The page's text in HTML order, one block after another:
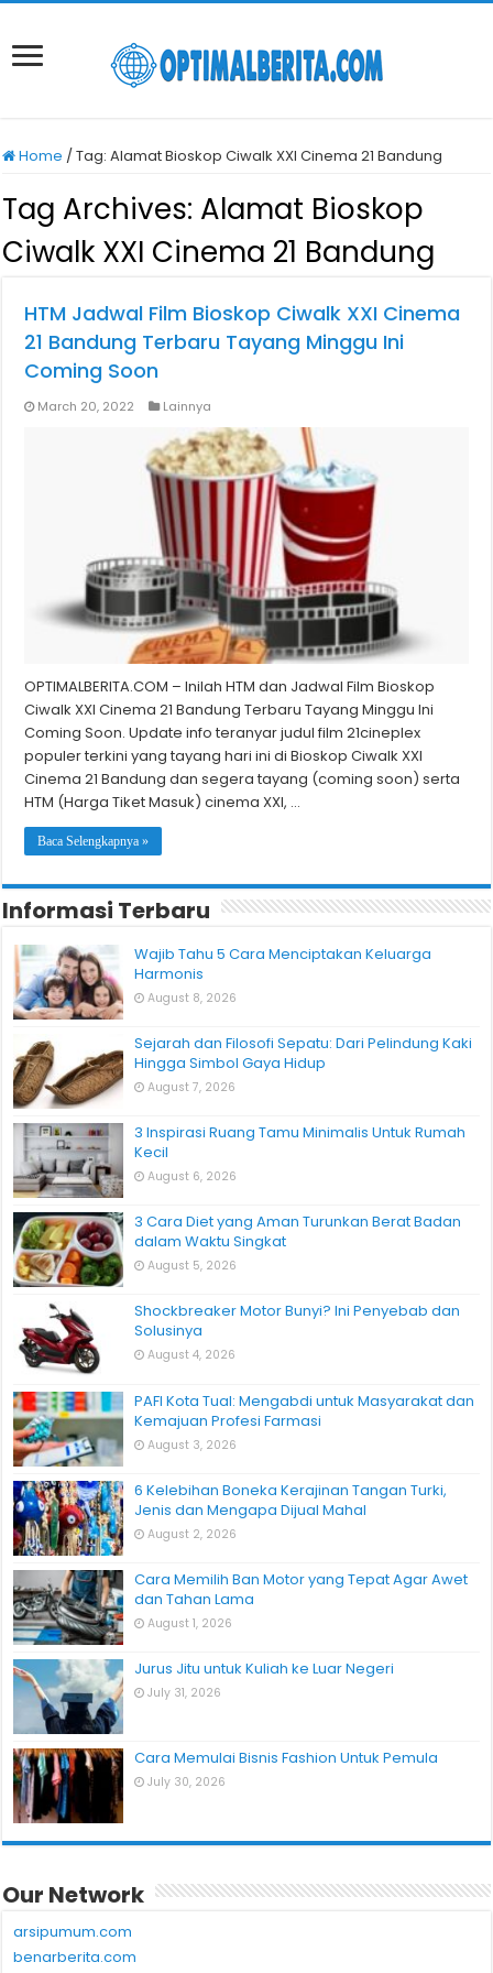
Home /Tag:Alamat Bioskop Ciwalk XXI Cinema 21 Bandung
Tag Archives: Alamat Bioskop
Ciwalk XXI Cinema 21 Bandung
HTM Jadwal Film Bioskop Ciwalk XXI Cinema
21 Bandung Terbaru Tayang Minggu Ini
Coming Soon
March 20, 2022 Lainnya
OPTIMALBERITA.COM – Inilah HTM dan Jadwal Film Bioskop
Ciwalk XXI Cinema 21 Bandung Terbaru Tayang Minggu Ini
Coming Soon. Update info teranyar judul film 21cineplex
populer terkini yang tayang hari ini di Bioskop Ciwalk XXI
Cinema 21 Bandung dan segera tayang (coming soon) serta
HTM (Harga Tiket Masuk) cinema XXI, …
Baca Selengkapnya »
Informasi Terbaru
Wajib Tahu 5 Cara Menciptakan Keluarga
Harmonis
August 8, 2026
Sejarah dan Filosofi Sepatu: Dari Pelindung Kaki
Hingga Simbol Gaya Hidup
August 7, 2026
3 Inspirasi Ruang Tamu Minimalis Untuk Rumah
Kecil
August 6, 2026
3 Cara Diet yang Aman Turunkan Berat Badan
dalam Waktu Singkat
August 5, 2026
Shockbreaker Motor Bunyi? Ini Penyebab dan
Solusinya
August 4, 2026
PAFI Kota Tual: Mengabdi untuk Masyarakat dan
Kemajuan Profesi Farmasi
August 3, 2026
6 Kelebihan Boneka Kerajinan Tangan Turki,
Jenis dan Mengapa Dijual Mahal
August 2, 2026
Cara Memilih Ban Motor yang Tepat Agar Awet
dan Tahan Lama
August 1, 2026
Jurus Jitu untuk Kuliah ke Luar Negeri
July 31, 2026
Cara Memulai Bisnis Fashion Untuk Pemula
July 30, 2026
Our Network
arsipumum.com
benarberita.com